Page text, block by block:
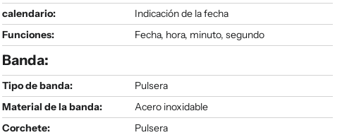
calendario:
Indicación de la fecha
Funciones:
Fecha, hora, minuto, segundo
Banda:
Tipo de banda:
Pulsera
Material de la banda:
Acero inoxidable
Corchete:
Pulsera